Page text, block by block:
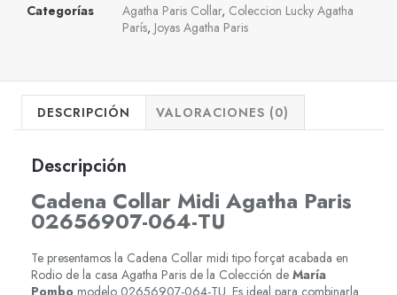
Categorías
Agatha Paris Collar, Coleccion Lucky Agatha
París, Joyas Agatha Paris
DESCRIPCIÓN VALORACIONES (0)
Descripción
Cadena Collar Midi Agatha Paris
02656907-064-TU
Te presentamos la Cadena Collar midi tipo forçat acabada en
Rodio de la casa Agatha Paris de la Colección de María